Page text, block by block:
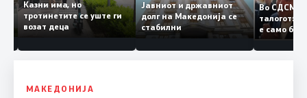
Казни има, но
тротинетите се уште ги
возат деца
Јавниот и државниот
долг на Македонија се
стабилни
Во
е само
копија
Заев
МАКЕДОНИЈА